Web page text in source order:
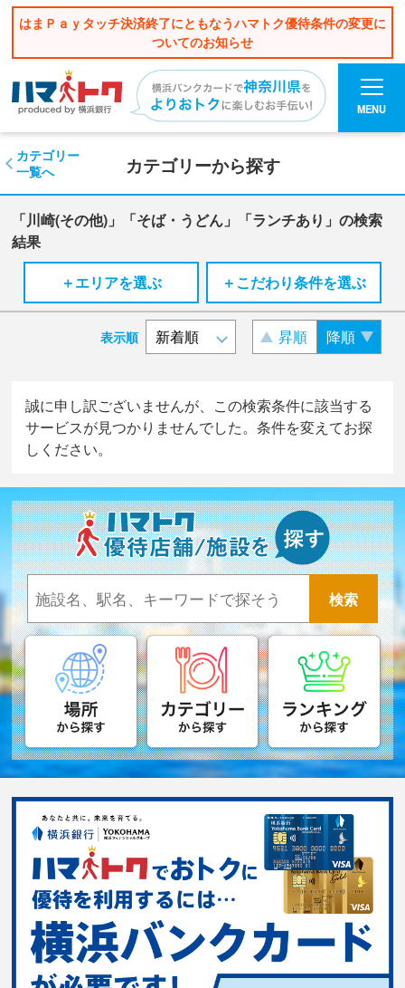
はまＰａｙタッチ決済終了にともなうハマトク優待条件の変更に
ついてのお知らせ
MENU
カテゴリーから探す
カテゴリー
一覧へ
「川崎(その他)」「そば・うどん」「ランチあり」の検索
結果
＋エリアを選ぶ
＋こだわり条件を選ぶ
表示順 昇順 降順
誠に申し訳ございませんが、この検索条件に該当する
サービスが見つかりませんでした。条件を変えてお探
しください。